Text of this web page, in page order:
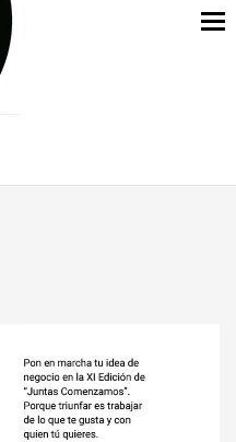
[BITÁCORA 3.0] EN EXVITA
EN EXVITA [RELATIVA
INTERPRETANDO A SERRAT